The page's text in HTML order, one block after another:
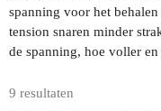
spanning voor het
tension snaren minder
de spanning, hoe voller
9 resultaten